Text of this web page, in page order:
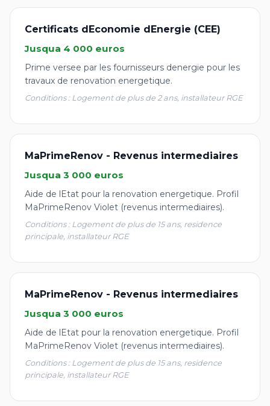
Certificats dEconomie dEnergie (CEE)
Jusqua 4 000 euros
Prime versee par les fournisseurs denergie pour les
travaux de renovation energetique.
Conditions : Logement de plus de 2 ans, installateur RGE
MaPrimeRenov - Revenus intermediaires
Jusqua 3 000 euros
Aide de lEtat pour la renovation energetique. Profil
MaPrimeRenov Violet (revenus intermediaires).
Conditions : Logement de plus de 15 ans, residence
principale, installateur RGE
MaPrimeRenov - Revenus intermediaires
Jusqua 3 000 euros
Aide de lEtat pour la renovation energetique. Profil
MaPrimeRenov Violet (revenus intermediaires).
Conditions : Logement de plus de 15 ans, residence
principale, installateur RGE